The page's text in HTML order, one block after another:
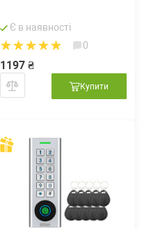
Є в наявності
0
1197 ₴
Купити